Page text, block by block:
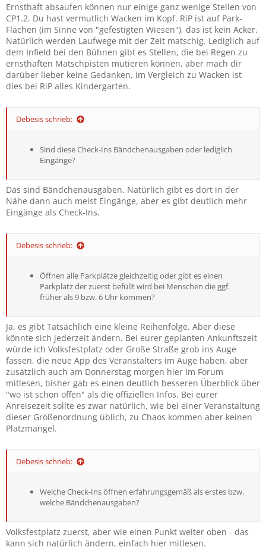
Ernsthaft absaufen können nur einige ganz wenige Stellen von
CP1.2. Du hast vermutlich Wacken im Kopf. RiP ist auf Park-
Flächen (im Sinne von "gefestigten Wiesen"), das ist kein Acker.
Natürlich werden Laufwege mit der Zeit matschig. Lediglich auf
dem Infield bei den Bühnen gibt es Stellen, die bei Regen zu
ernsthaften Matschpisten mutieren können, aber mach dir
darüber lieber keine Gedanken, im Vergleich zu Wacken ist
dies bei RiP alles Kindergarten.
Debesis schrieb:
Sind diese Check-Ins Bändchenausgaben oder lediglich
Eingänge?
Das sind Bändchenausgaben. Natürlich gibt es dort in der
Nähe dann auch meist Eingänge, aber es gibt deutlich mehr
Eingänge als Check-Ins.
Debesis schrieb:
Öffnen alle Parkplätze gleichzeitig oder gibt es einen
Parkplatz der zuerst befüllt wird bei Menschen die ggf.
früher als 9 bzw. 6 Uhr kommen?
Ja, es gibt Tatsächlich eine kleine Reihenfolge. Aber diese
könnte sich jederzeit ändern. Bei eurer geplanten Ankunftszeit
würde ich Volksfestplatz oder Große Straße grob ins Auge
fassen, die neue App des Veranstalters im Auge haben, aber
zusätzlich auch am Donnerstag morgen hier im Forum
mitlesen, bisher gab es einen deutlich besseren Überblick über
"wo ist schon offen" als die offiziellen Infos. Bei eurer
Anreisezeit sollte es zwar natürlich, wie bei einer Veranstaltung
dieser Größenordnung üblich, zu Chaos kommen aber keinen
Platzmangel.
Debesis schrieb:
Welche Check-Ins öffnen erfahrungsgemäß als erstes bzw.
welche Bändchenausgaben?
Volksfestplatz zuerst, aber wie einen Punkt weiter oben - das
kann sich natürlich ändern, einfach hier mitlesen.